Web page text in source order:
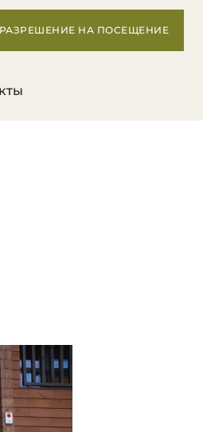
РАЗРЕШЕНИЕ НА ПОСЕЩЕНИЕ